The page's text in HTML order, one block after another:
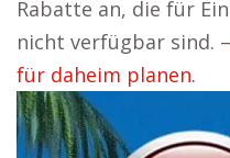
Rabatte an, die für
nicht verfügbar sind. –
für daheim planen.